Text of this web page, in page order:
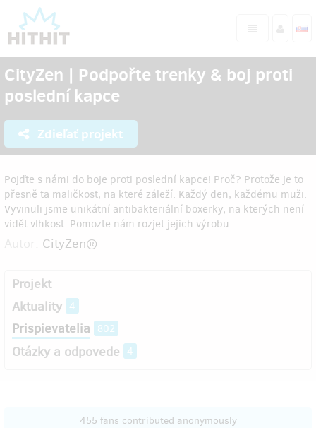
CityZen | Podpořte trenky & boj proti
poslední kapce
Zdieľať projekt
Pojďte s námi do boje proti poslední kapce! Proč? Protože je to
přesně ta maličkost, na které záleží. Každý den, každému muži.
Vyvinuli jsme unikátní antibakteriální boxerky, na kterých není
vidět vlhkost. Pomozte nám rozjet jejich výrobu.
CityZen®
Projekt
Aktuality 4
Prispievatelia 802
Otázky a odpovede 4
455 fans contributed anonymously